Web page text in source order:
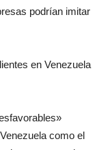
podrían imitar
en Venezuela
como el